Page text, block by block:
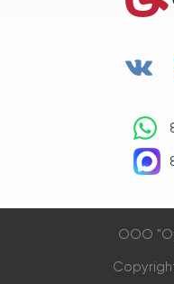
OOO